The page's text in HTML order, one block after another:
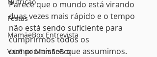
Festas
MamãeBox Entrevista
Você no MamãeBox
Parece que o mundo está virando
duas vezes mais rápido e o tempo
não está sendo suficiente para
cumprirmos todos os
compromissos que assumimos.